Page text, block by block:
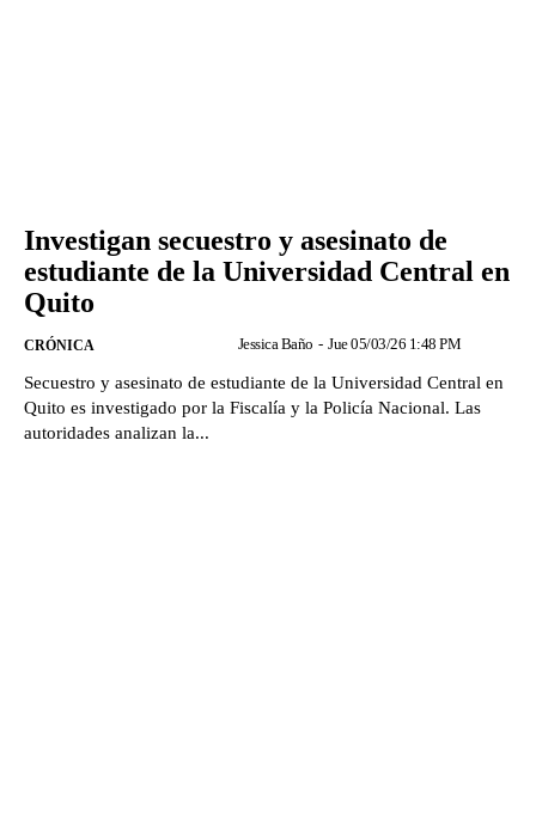
Investigan secuestro y asesinato de
estudiante de la Universidad Central en
Quito
CRÓNICA Jessica Baño - Jue 05/03/26 1:48 PM
Secuestro y asesinato de estudiante de la Universidad Central en
Quito es investigado por la Fiscalía y la Policía Nacional. Las
autoridades analizan la...